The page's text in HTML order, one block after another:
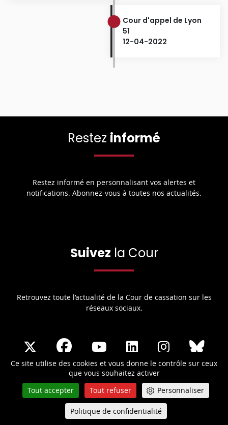
Ce site utilise des cookies et vous donne le contrôle sur ceux
que vous souhaitez activer
Tout accepter
Tout refuser Personnaliser
Politique de confidentialité
Cour d'appel de Lyon
51
12-04-2022
Restez informé
Restez informé en personnalisant vos alertes et
notifications. Abonnez-vous à toutes nos actualités.
Suivez la Cour
Retrouvez toute l’actualité de la Cour de cassation sur les
réseaux sociaux.
Share
on
Share
on
Facebook
Share
on
Youtube
play
Share
on
LinkedIn
Share
on
on
LA COUR DE CASSATION
Queue-Fair